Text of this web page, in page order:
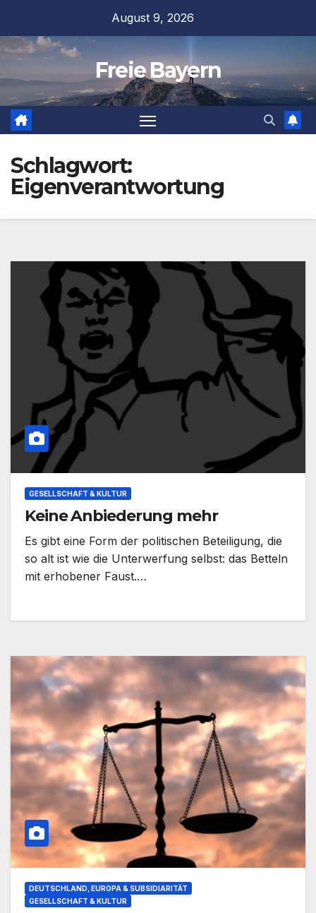
springen
August 9, 2026
Freie Bayern
Schlagwort:
Eigenverantwortung
GESELLSCHAFT & KULTUR
Keine Anbiederung mehr
Es gibt eine Form der politischen Beteiligung, die
so alt ist wie die Unterwerfung selbst: das Betteln
mit erhobener Faust.…
DEUTSCHLAND, EUROPA & SUBSIDIARITÄT
GESELLSCHAFT & KULTUR